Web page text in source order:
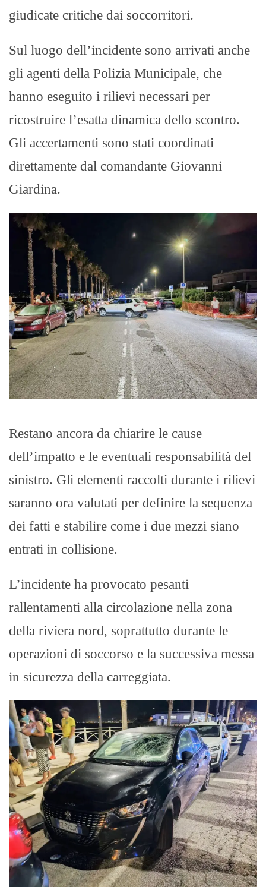
giudicate critiche dai soccorritori.
Sul luogo dell’incidente sono arrivati anche
gli agenti della Polizia Municipale, che
hanno eseguito i rilievi necessari per
ricostruire l’esatta dinamica dello scontro.
Gli accertamenti sono stati coordinati
direttamente dal comandante Giovanni
Giardina.
Restano ancora da chiarire le cause
dell’impatto e le eventuali responsabilità del
sinistro. Gli elementi raccolti durante i rilievi
saranno ora valutati per definire la sequenza
dei fatti e stabilire come i due mezzi siano
entrati in collisione.
L’incidente ha provocato pesanti
rallentamenti alla circolazione nella zona
della riviera nord, soprattutto durante le
operazioni di soccorso e la successiva messa
in sicurezza della carreggiata.